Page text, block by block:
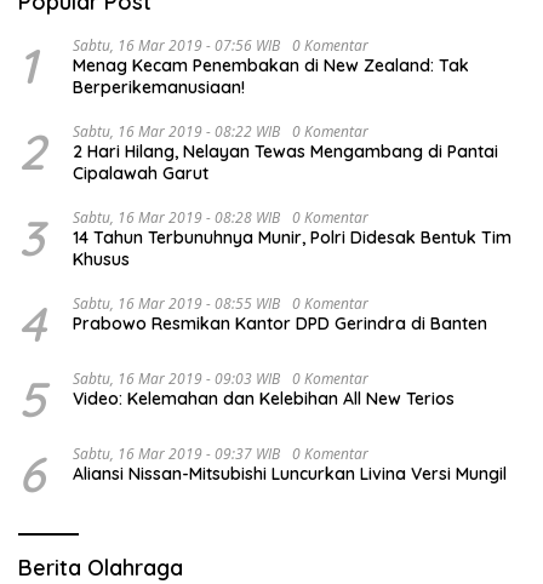
1 Sabtu, 16 Mar 2019 - 07:56 WIB 0 Komentar
Menag Kecam Penembakan di New Zealand: Tak
Berperikemanusiaan!
2 Sabtu, 16 Mar 2019 - 08:22 WIB 0 Komentar
2 Hari Hilang, Nelayan Tewas Mengambang di Pantai
Cipalawah Garut
3 Sabtu, 16 Mar 2019 - 08:28 WIB 0 Komentar
14 Tahun Terbunuhnya Munir, Polri Didesak Bentuk Tim
Khusus
4 Sabtu, 16 Mar 2019 - 08:55 WIB 0 Komentar
Prabowo Resmikan Kantor DPD Gerindra di Banten
5 Sabtu, 16 Mar 2019 - 09:03 WIB 0 Komentar
Video: Kelemahan dan Kelebihan All New Terios
6 Sabtu, 16 Mar 2019 - 09:37 WIB 0 Komentar
Aliansi Nissan-Mitsubishi Luncurkan Livina Versi Mungil
Berita Olahraga